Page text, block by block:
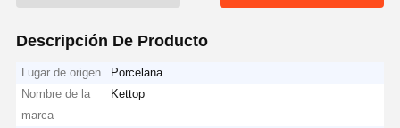
Descripción De Producto
Lugar de origen
Porcelana
Nombre de la
marca
Kettop